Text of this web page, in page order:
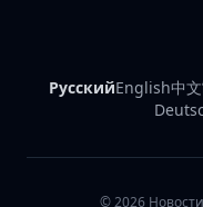
РусскийEnglish中文
©2026